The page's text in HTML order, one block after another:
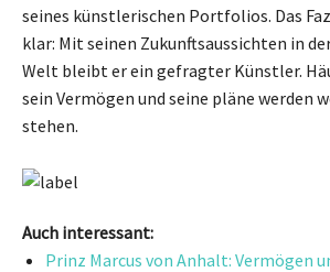
seines künstlerischen Portfolios. Das
klar: Mit seinen Zukunftsaussichten in
Welt bleibt er ein gefragter Künstler.
sein Vermögen und seine pläne werden
stehen.
Auch interessant:
Prinz Marcus von Anhalt: Vermögen